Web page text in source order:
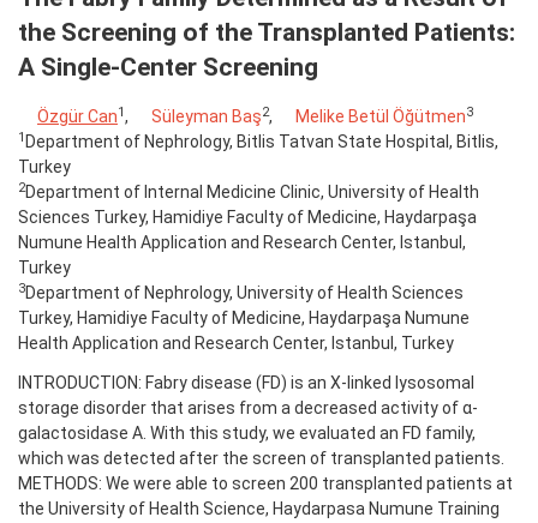
the Screening of the Transplanted Patients:
A Single-Center Screening
Özgür Can1, Süleyman Baş2, Melike Betül Öğütmen3
1 Department of Nephrology, Bitlis Tatvan State Hospital, Bitlis,
Turkey
2Department of Internal Medicine Clinic, University of Health
Sciences Turkey, Hamidiye Faculty of Medicine, Haydarpaşa
Numune Health Application and Research Center, Istanbul,
Turkey
3Department of Nephrology, University of Health Sciences
Turkey, Hamidiye Faculty of Medicine, Haydarpaşa Numune
Health Application and Research Center, Istanbul, Turkey
INTRODUCTION: Fabry disease (FD) is an X-linked lysosomal
storage disorder that arises from a decreased activity of α-
galactosidase A. With this study, we evaluated an FD family,
which was detected after the screen of transplanted patients.
METHODS: We were able to screen 200 transplanted patients at
the University of Health Science, Haydarpasa Numune Training